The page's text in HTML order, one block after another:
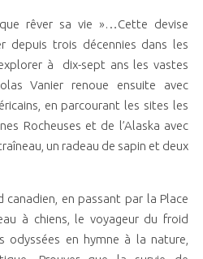
rêver sa vie »…Cette devise
depuis trois décennies dans les
à dix-sept ans les vastes
Vanier renoue ensuite avec
en parcourant les sites les
Rocheuses et de l’Alaska avec
un radeau de sapin et deux
canadien, en passant par la Place
à chiens, le voyageur du froid
odyssées en hymne à la nature,